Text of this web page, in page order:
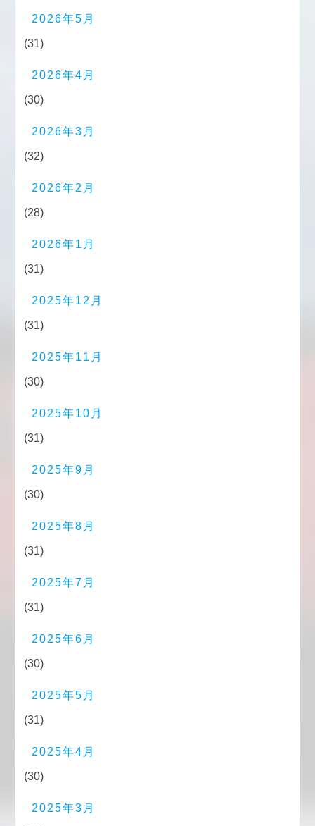
2026年5月
(31)
2026年4月
(30)
2026年3月
(32)
2026年2月
(28)
2026年1月
(31)
2025年12月
(31)
2025年11月
(30)
2025年10月
(31)
2025年9月
(30)
2025年8月
(31)
2025年7月
(31)
2025年6月
(30)
2025年5月
(31)
2025年4月
(30)
2025年3月